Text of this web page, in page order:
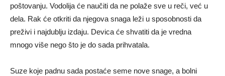
poštovanju. Vodolija će naučiti da ne polaže sve u reči, već u
dela. Rak će otkriti da njegova snaga leži u sposobnosti da
preživi i najdublju izdaju. Devica će shvatiti da je vredna
mnogo više nego što je do sada prihvatala.
Suze koje padnu sada postaće seme nove snage, a bolni